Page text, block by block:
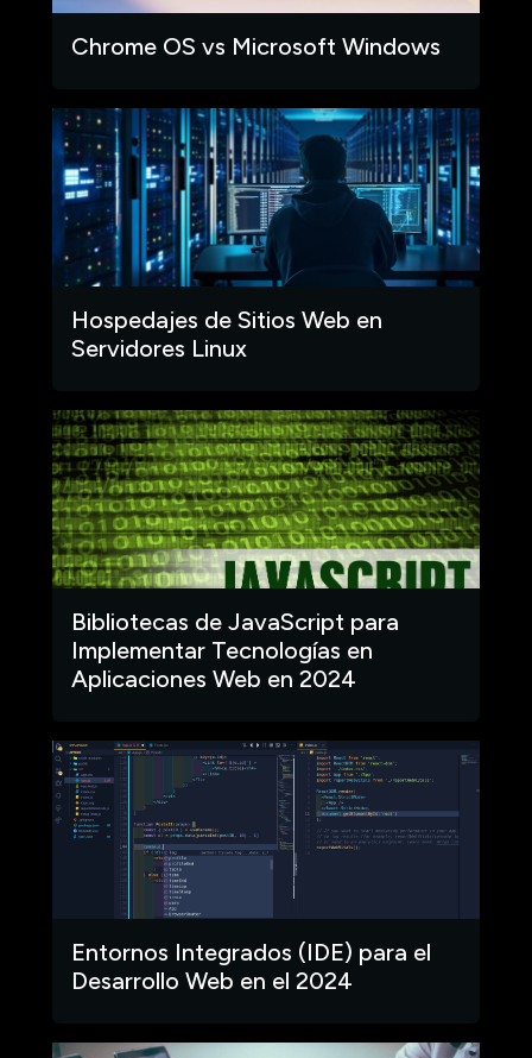
Chrome OS vs Microsoft Windows
Hospedajes de Sitios Web en
Servidores Linux
Bibliotecas de JavaScript para
Implementar Tecnologías en
Aplicaciones Web en 2024
Entornos Integrados (IDE) para el
Desarrollo Web en el 2024